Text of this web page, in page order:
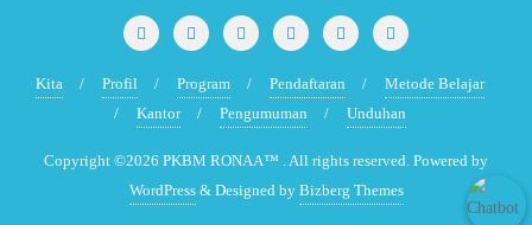
Kita Profil Program Pendaftaran
Metode Belajar
Kantor
Pengumuman Unduhan
Copyright ©2026 PKBM RONAA™ . All rights reserved. Powered by
WordPress & Designed by Bizberg Themes